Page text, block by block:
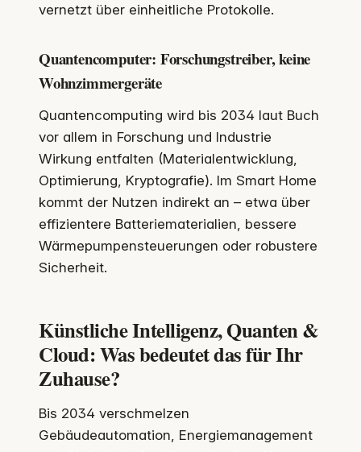
vernetzt über einheitliche Protokolle.
Quantencomputer: Forschungstreiber, keine
Wohnzimmergeräte
Quantencomputing wird bis 2034 laut Buch
vor allem in Forschung und Industrie
Wirkung entfalten (Materialentwicklung,
Optimierung, Kryptografie). Im Smart Home
kommt der Nutzen indirekt an – etwa über
effizientere Batteriematerialien, bessere
Wärmepumpensteuerungen oder robustere
Sicherheit.
Künstliche Intelligenz, Quanten &
Cloud: Was bedeutet das für Ihr
Zuhause?
Bis 2034 verschmelzen
Gebäudeautomation, Energiemanagement